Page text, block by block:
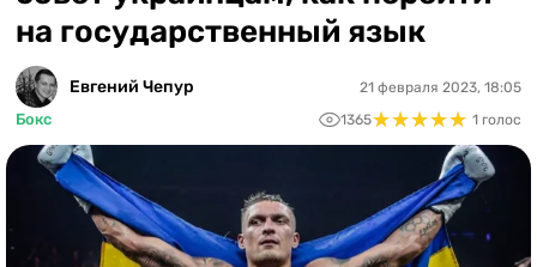
Франция
Украина
ЛЧ
ЛЕ
ЧЕ-2028
Букмекеры
на государственный язык
Евгений Чепур
Бокс
21 февраля 2023, 18:05
1365★★★★★
★★★★★ 1 голос